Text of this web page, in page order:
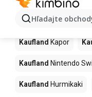
Hľadajte
Ďalšie
Kaufland
Kaufland Kapor
Kaufland Nintendo
Kaufland Hurmikaki